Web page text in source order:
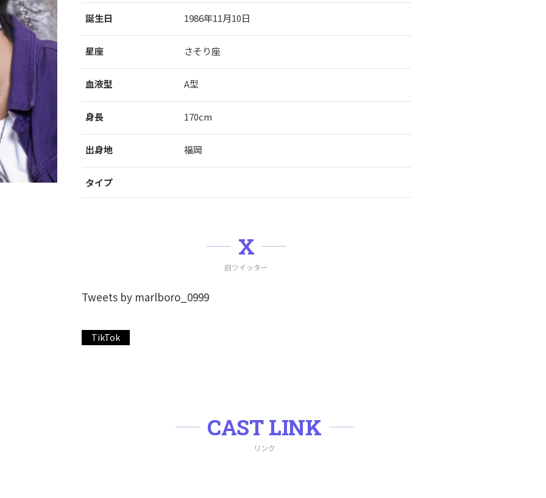
誕生日 1986年11月10日
星座 さそり座
血液型 A型
身長 170cm
出身地 福岡
タイプ
X
旧ツイッター
Tweets by marlboro_0999
TikTok
CAST LINK
リンク